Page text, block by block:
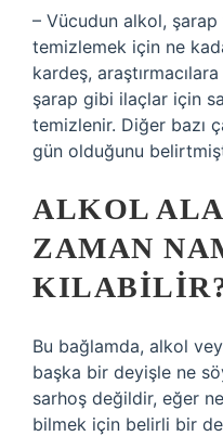
– Vücudun alkol,
temizlemek için ne
kardeş,
şarap gibi ilaçlar için
temizlenir. Diğer bazı
gün olduğunu
ALKOL
ZAMAN
Bu bağlamda, alkol
başka bir deyişle ne
sarhoş değildir, eğer
bilmek için belirli bir